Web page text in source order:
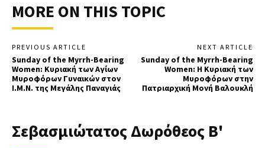
MORE ON THIS TOPIC
PREVIOUS ARTICLE
Sunday of the Myrrh-Bearing
Women: Κυριακή των Αγίων
Μυροφόρων Γυναικών στον
Ι.Μ.Ν. της Μεγάλης Παναγιάς
NEXT ARTICLE
Sunday of the Myrrh-Bearing
Women: Η Κυριακή των
Μυροφόρων στην
Πατριαρχική Μονή Βαλουκλή
Σεβασμιώτατος Δωρόθεος Β'